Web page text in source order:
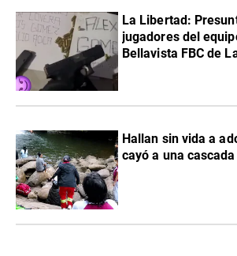
La Libertad:
jugadores del
Bellavista FBC de
Hallan sin vida a
cayó a una